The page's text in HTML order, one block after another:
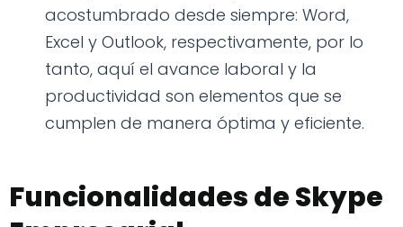
acostumbrado desde siempre: Word,
Excel y Outlook, respectivamente, por lo
tanto, aquí el avance laboral y la
productividad son elementos que se
cumplen de manera óptima y eficiente.
Funcionalidades de Skype